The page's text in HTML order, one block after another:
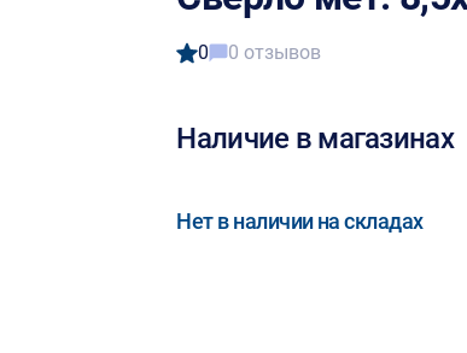
0 0 отзывов
Наличие в магазинах
Нет в наличии на складах